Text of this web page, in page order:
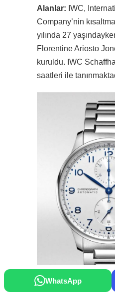
Alanlar: IWC,
Company’nin
yılında 27
Florentine Ariosto
kuruldu. IWC
saatleri ile
WhatsApp